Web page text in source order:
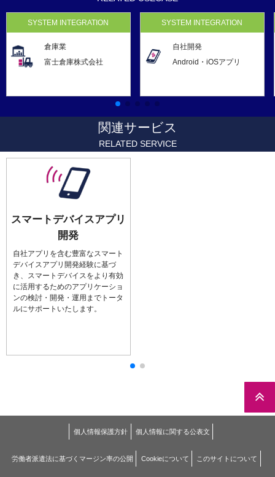
SYSTEM INTEGRATION
倉庫業
富士倉庫株式会社
SYSTEM INTEGRATION
自社開発
Android・iOSアプリ
関連サービス
RELATED SERVICE
スマートデバイスアプリ
開発
自社アプリを含む豊富なスマート
デバイスアプリ開発経験に基づ
き、スマートデバイスをより有効
に活用するためのアプリケーショ
ンの検討・開発・運用までトータ
ルにサポートいたします。
個人情報保護方針 個人情報に関する公表文
労働者派遣法に基づくマージン率の公開 Cookieについて このサイトについて